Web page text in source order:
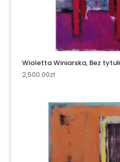
Wioletta Winiarska, Bez
2,500.00zł